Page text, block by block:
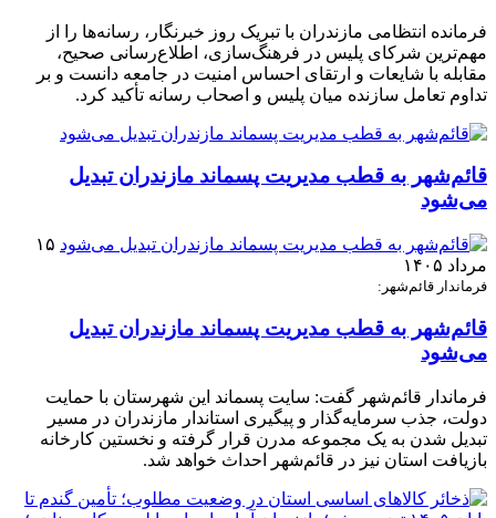
فرمانده انتظامی مازندران با تبریک روز خبرنگار، رسانه‌ها را از
مهم‌ترین شرکای پلیس در فرهنگ‌سازی، اطلاع‌رسانی صحیح،
مقابله با شایعات و ارتقای احساس امنیت در جامعه دانست و بر
تداوم تعامل سازنده میان پلیس و اصحاب رسانه تأکید کرد.
قائم‌شهر به قطب مدیریت پسماند مازندران تبدیل
می‌شود
۱۵
مرداد ۱۴۰۵
فرماندار قائم‌شهر:
قائم‌شهر به قطب مدیریت پسماند مازندران تبدیل
می‌شود
فرماندار قائم‌شهر گفت: سایت پسماند این شهرستان با حمایت
دولت، جذب سرمایه‌گذار و پیگیری استاندار مازندران در مسیر
تبدیل شدن به یک مجموعه مدرن قرار گرفته و نخستین کارخانه
بازیافت استان نیز در قائم‌شهر احداث خواهد شد.